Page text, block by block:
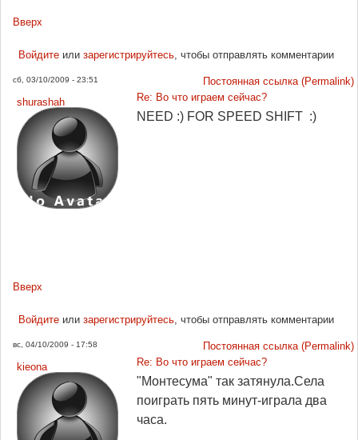
Вверх
Войдитеили зарегистрируйтесь, чтобы отправлять комментарии
сб, 03/10/2009 - 23:51
Постоянная ссылка (Permalink)
shurashah
Re: Во что играем сейчас?
NEED :) FOR SPEED SHIFT :)
Вверх
Войдитеили зарегистрируйтесь, чтобы отправлять комментарии
вс, 04/10/2009 - 17:58
Постоянная ссылка (Permalink)
kieona
Re: Во что играем сейчас?
"Монтесума" так затянула.Села
поиграть пять минут-играла два
часа.